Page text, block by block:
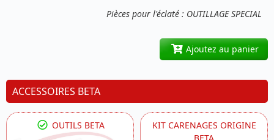
Pièces pour l'éclaté : OUTILLAGE SPECIAL
Ajoutez au panier
ACCESSOIRES BETA
OUTILS BETA
KIT CARENAGES ORIGINE